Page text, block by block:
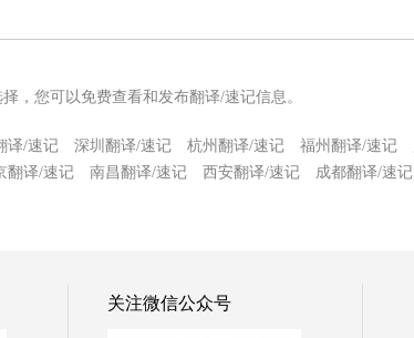
，您可以免费查看和发布翻译/速记信息。
译/速记 深圳翻译/速记 杭州翻译/速记 福州翻译/速记
翻译/速记 南昌翻译/速记 西安翻译/速记 成都翻译/速记
关注微信公众号